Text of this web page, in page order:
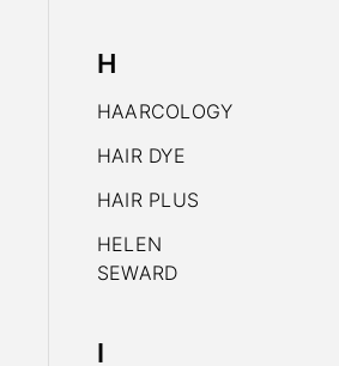
H
HAARCOLOGY
HAIR DYE
HAIR PLUS
HELEN
SEWARD
I